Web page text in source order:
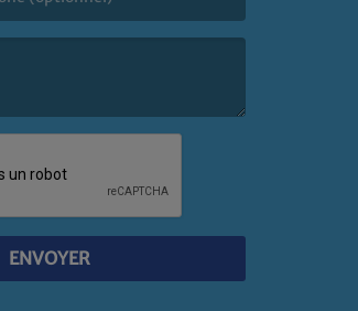
ENVOYER